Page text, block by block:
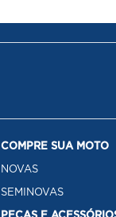
COMPRE SUA MOTO
NOVAS
SEMINOVAS